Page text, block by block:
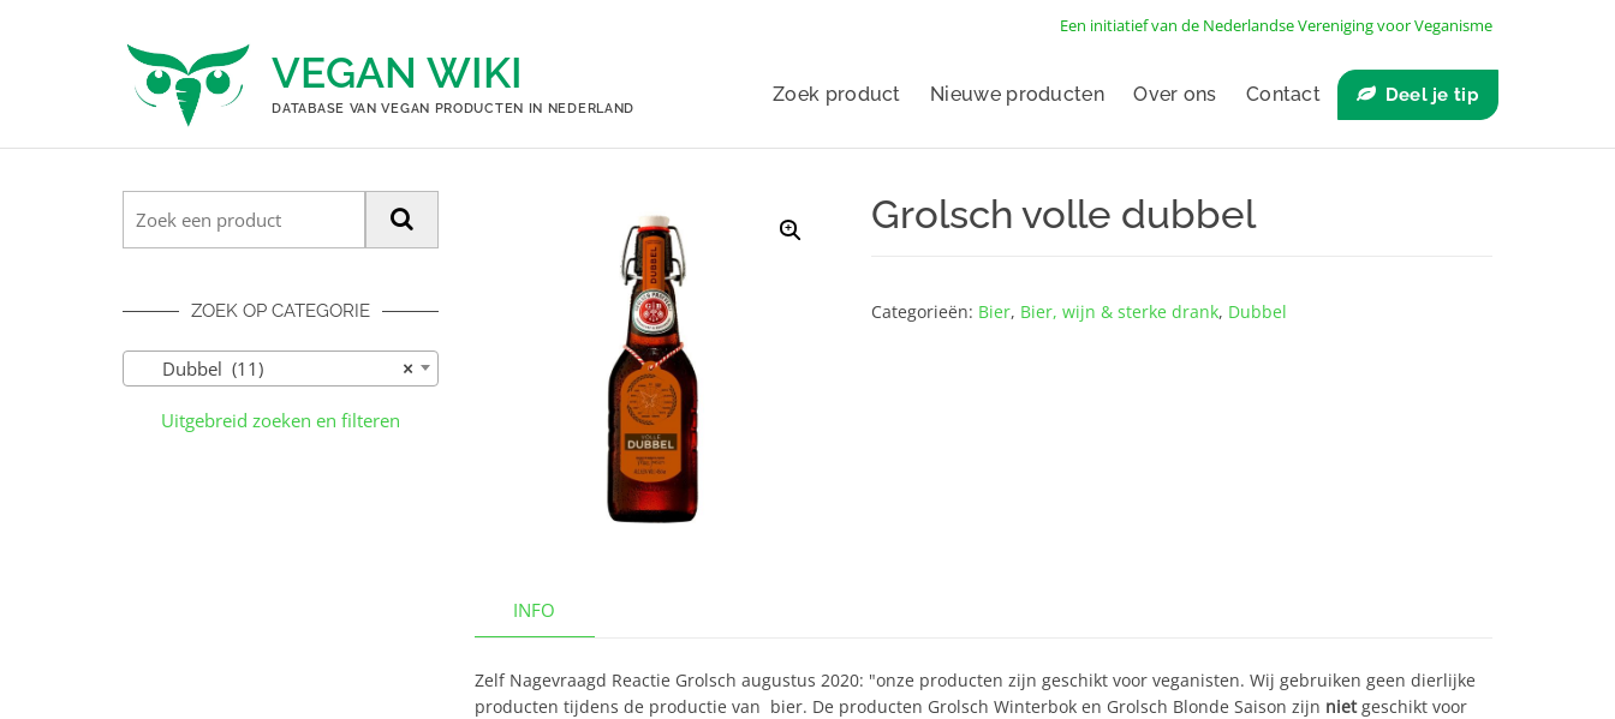
Een initiatief van de Nederlandse Vereniging voor Veganisme
VEGAN WIKI
DATABASE VAN VEGAN PRODUCTEN IN NEDERLAND
Zoek product Nieuwe producten Over ons Contact Deel je tip
Grolsch volle dubbel
Categorieën: Bier, Bier, wijn & sterke drank, Dubbel
INFO
Zelf Nagevraagd Reactie Grolsch augustus 2020: "onze producten zijn geschikt voor veganisten. Wij gebruiken geen dierlijke
producten tijdens de productie van bier. De producten Grolsch Winterbok en Grolsch Blonde Saison zijn nietgeschikt voor
ZOEK OP CATEGORIE
×
Dubbel (11)
Uitgebreid zoeken en filteren